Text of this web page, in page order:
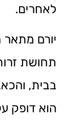
לאחרים.
תחושת
בבית,
הוא דופק